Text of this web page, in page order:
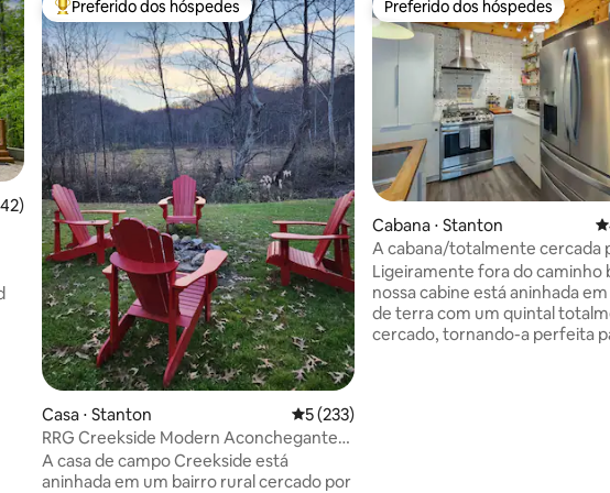
avaliação média de 5, 142 avaliações
Entre os melhores preferidos dos hóspedes
Preferido dos hóspedes
Casa ⋅ Stanton 5 de uma avaliação média de 5, 233
5 (233)
RRG Creekside Modern Aconchegante
Banheira de hidromassagem 3 quartos*2
banheiros
A casa de campo Creekside está
aninhada em um bairro rural cercado por
Preferido dos hóspedes
Preferido dos hóspedes
Cabana ⋅ Stanton
A cabana/totalmente cercada
animais de estimação/24 km
Ligeiramente fora do caminho
nossa cabine está aninhada
de terra com um quintal
cercado, tornando-a perfeita